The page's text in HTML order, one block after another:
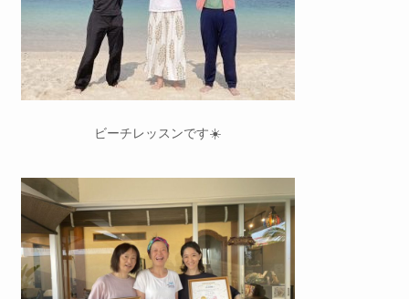
ビーチレッスンです☀️